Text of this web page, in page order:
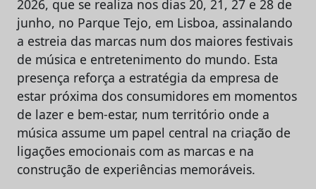
2026, que se realiza nos dias 20, 21, 27 e 28 de
junho, no Parque Tejo, em Lisboa, assinalando
a estreia das marcas num dos maiores festivais
de música e entretenimento do mundo. Esta
presença reforça a estratégia da empresa de
estar próxima dos consumidores em momentos
de lazer e bem-estar, num território onde a
música assume um papel central na criação de
ligações emocionais com as marcas e na
construção de experiências memoráveis.